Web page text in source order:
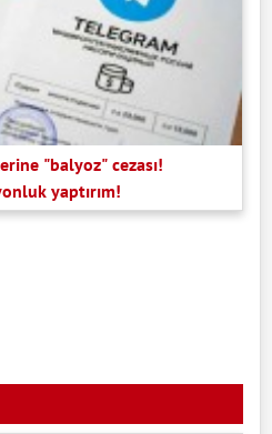
"balyoz" cezası!
yaptırım!